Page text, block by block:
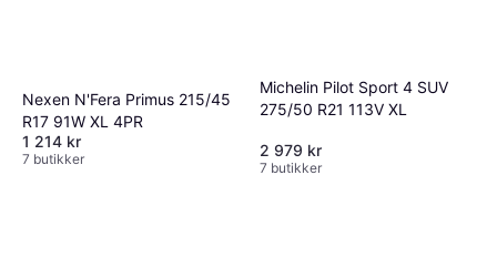
Nexen N'Fera Primus 215/45
R17 91W XL 4PR
1 214 kr
7 butikker
Michelin Pilot Sport 4 SUV
275/50 R21 113V XL
2 979 kr
7 butikker